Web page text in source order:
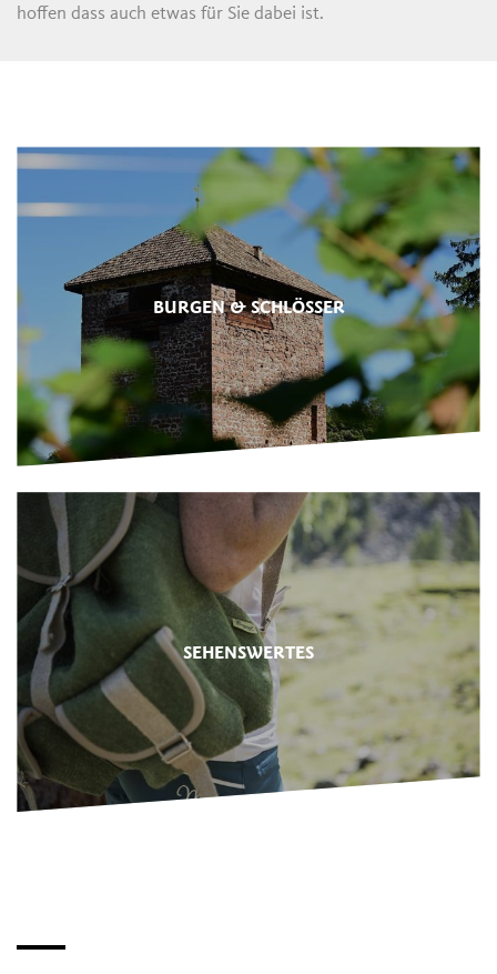
hoffen dass auch etwas für Sie dabei ist.
BURGEN & SCHLÖSSER
SEHENSWERTES